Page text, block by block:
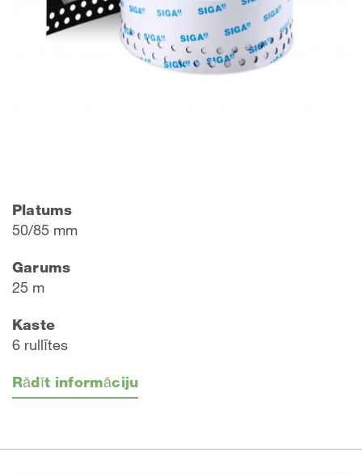
Platums
50/85 mm
Garums
25 m
Kaste
6 rullītes
Rādīt informāciju